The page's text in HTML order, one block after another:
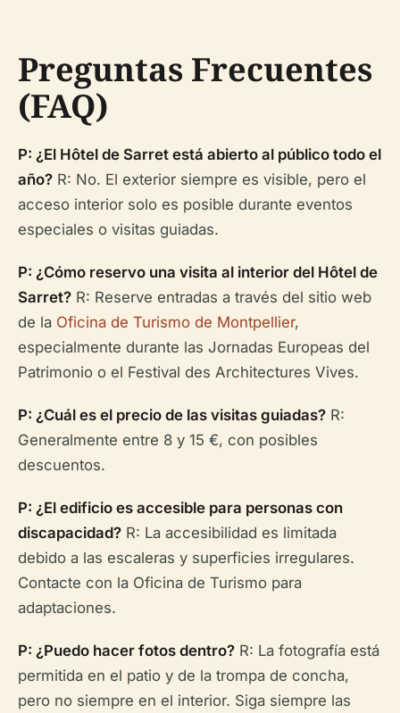
Preguntas Frecuentes
(FAQ)
P: ¿El Hôtel de Sarret está abierto al público todo el
año? R: No. El exterior siempre es visible, pero el
acceso interior solo es posible durante eventos
especiales o visitas guiadas.
P: ¿Cómo reservo una visita al interior del Hôtel de
Sarret? R: Reserve entradas a través del sitio web
de la Oficina de Turismo de Montpellier,
especialmente durante las Jornadas Europeas del
Patrimonio o el Festival des Architectures Vives.
P: ¿Cuál es el precio de las visitas guiadas? R:
Generalmente entre 8 y 15 €, con posibles
descuentos.
P: ¿El edificio es accesible para personas con
discapacidad? R: La accesibilidad es limitada
debido a las escaleras y superficies irregulares.
Contacte con la Oficina de Turismo para
adaptaciones.
P: ¿Puedo hacer fotos dentro? R: La fotografía está
permitida en el patio y de la trompa de concha,
pero no siempre en el interior. Siga siempre las